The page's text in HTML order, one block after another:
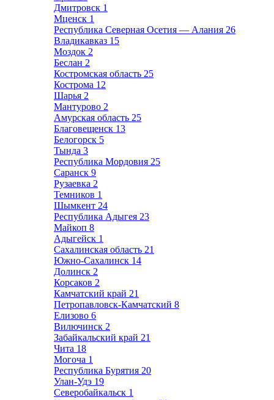
Дмитровск 1
Мценск 1
Республика Северная Осетия — Алания 26
Владикавказ 15
Моздок 2
Беслан 2
Костромская область 25
Кострома 12
Шарья 2
Мантурово 2
Амурская область 25
Благовещенск 13
Белогорск 5
Тында 3
Республика Мордовия 25
Саранск 9
Рузаевка 2
Темников 1
Шымкент 24
Республика Адыгея 23
Майкоп 8
Адыгейск 1
Сахалинская область 21
Южно-Сахалинск 14
Долинск 2
Корсаков 2
Камчатский край 21
Петропавловск-Камчатский 8
Елизово 6
Вилючинск 2
Забайкальский край 21
Чита 18
Могоча 1
Республика Бурятия 20
Улан-Удэ 19
Северобайкальск 1